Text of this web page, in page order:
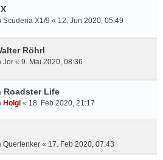
Scuderia X1/9 « 12. Jun 2020, 05:49
Röhrl
Jor « 9. Mai 2020, 08:36
Roadster Life
Holgi « 18. Feb 2020, 21:17
Querlenker « 17. Feb 2020, 07:43